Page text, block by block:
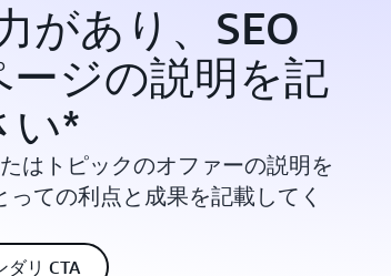
があり、SEO
ージの説明を記
い*
はトピックのオファーの説明を
ての利点と成果を記載してく
ダリ CTA